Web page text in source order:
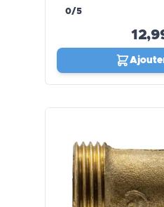
0/5